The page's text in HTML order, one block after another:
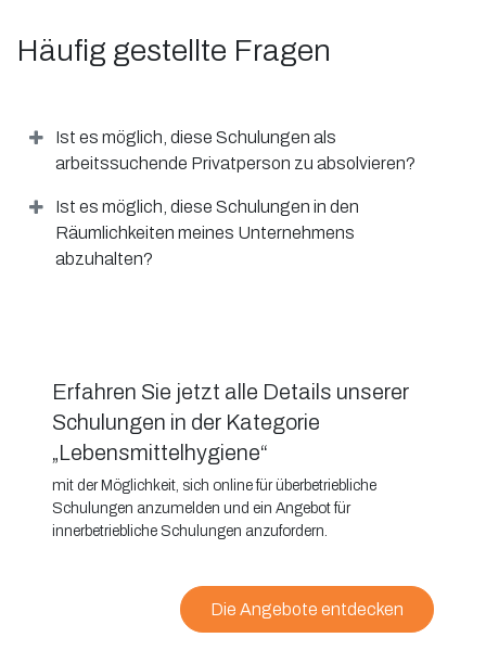
Häufig gestellte Fragen
Ist es möglich, diese Schulungen als
arbeitssuchende Privatperson zu absolvieren?
Ist es möglich, diese Schulungen in den
Räumlichkeiten meines Unternehmens
abzuhalten?
Erfahren Sie jetzt alle Details unserer
Schulungen in der Kategorie
„Lebensmittelhygiene“
mit der Möglichkeit, sich online für überbetriebliche
Schulungen anzumelden und ein Angebot für
innerbetriebliche Schulungen anzufordern.
Die Angebote entdecken